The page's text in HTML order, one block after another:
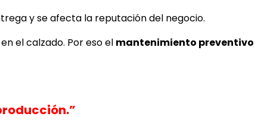
y se afecta la reputación del negocio.
el calzado. Por eso el mantenimiento preventivo